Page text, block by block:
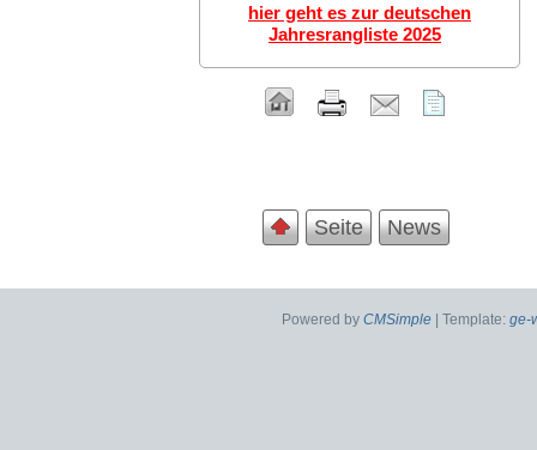
hier geht es zur deutschen
Jahresrangliste 2025
Seite News
Powered by CMSimple | Template: ge-